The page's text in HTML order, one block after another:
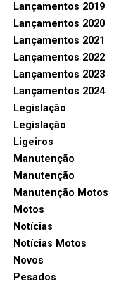
Lançamentos 2019
Lançamentos 2020
Lançamentos 2021
Lançamentos 2022
Lançamentos 2023
Lançamentos 2024
Legislação
Legislação
Ligeiros
Manutenção
Manutenção
Manutenção Motos
Motos
Notícias
Notícias Motos
Novos
Pesados